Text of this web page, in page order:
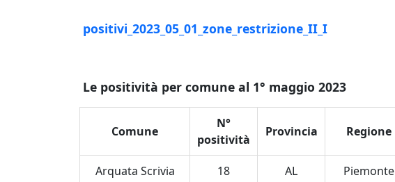
positivi_2023_05_01_zone_restrizione_II_I
Le positività per comune al 1° maggio 2023
Comune
N°
positività
Provincia Regione
Arquata Scrivia 18 AL Piemonte